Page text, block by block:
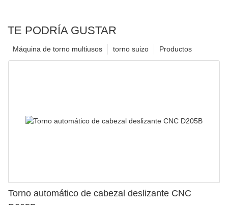
TE PODRÍA GUSTAR
Productos
torno suizo
Máquina de torno multiusos
Torno automático de cabezal deslizante CNC